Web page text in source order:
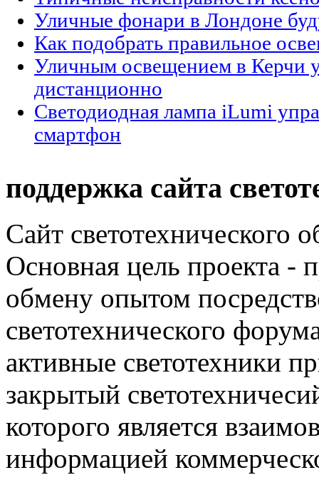
Уличные фонари в Лондоне
Как подобрать правильное
Уличным освещением в Керчи
дистанционно
Светодиодная лампа iLumi
смартфон
поддержка сайта
Сайт светотехнического
Основная цель проекта -
обмену опытом
светотехнического
активные светотехники
закрытый
которого является
информацией